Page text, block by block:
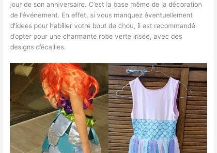
jour de son anniversaire. C’est la base même de la décoration
de l’événement. En effet, si vous manquez éventuellement
d’idées pour habiller votre bout de chou, il est recommandé
d’opter pour une charmante robe verte irisée, avec des
designs d’écailles.